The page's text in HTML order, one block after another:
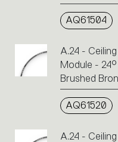
AQ61504
A.24 -
Module -
Brushed
AQ61520
A.24 -